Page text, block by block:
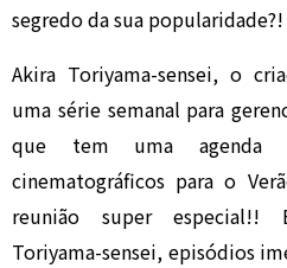
segredo da sua popularidade?!
Akira Toriyama-sensei, o
uma série semanal para
que tem uma agenda
cinematográficos para o
reunião super especial!!
Toriyama-sensei, episódios